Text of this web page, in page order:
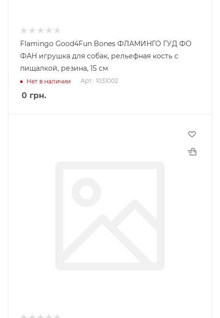
Flamingo Good4Fun Bones ФЛАМИНГО ГУД ФО
ФАН игрушка для собак, рельефная кость с
пищалкой, резина, 15 см
Нет в наличии Арт.: 1031002
0 грн.